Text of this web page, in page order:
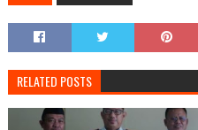
RELATED POSTS